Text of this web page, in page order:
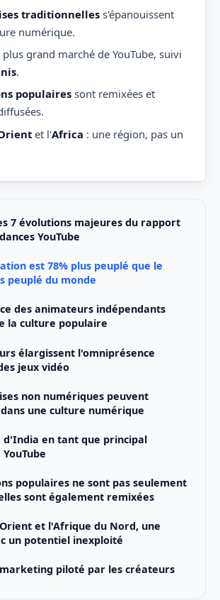
traditionnelless'épanouissent
numérique.
plus grand marché de YouTube, suivi
.
populairessont remixées et
et l'Africa : une région, pas un
7 évolutions majeures du rapport
YouTube
est 78% plus peuplé que le
peuplé du monde
des animateurs indépendants
la culture populaire
élargissent l'omniprésence
jeux vidéo
non numériques peuvent
une culture numérique
d'India en tant que principal
populaires ne sont pas seulement
sont également remixées
et l'Afrique du Nord, une
un potentiel inexploité
piloté par les créateurs